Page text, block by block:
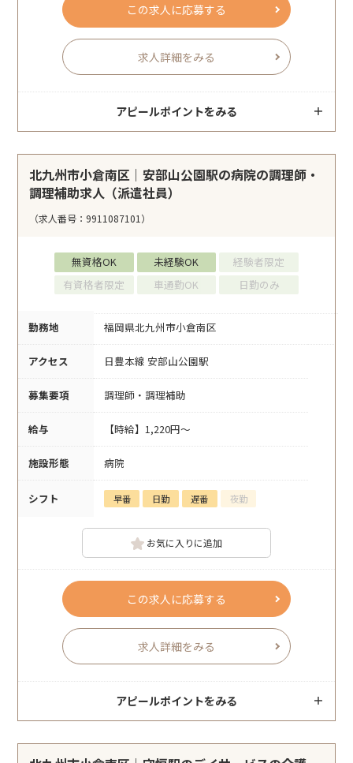
この求人に応募する
求人詳細をみる
アピールポイントをみる
北九州市小倉南区｜安部山公園駅の病院の調理師・
調理補助求人（派遣社員）
（求人番号：9911087101）
無資格OK 未経験OK
経験者限定
有資格者限定
車通勤OK 日勤のみ
勤務地 福岡県北九州市小倉南区
アクセス 日豊本線 安部山公園駅
募集要項 調理師・調理補助
給与 【時給】1,220円～
施設形態 病院
シフト 早番 日勤 遅番 夜勤
お気に入りに追加
この求人に応募する
求人詳細をみる
アピールポイントをみる